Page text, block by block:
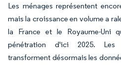
Les ménages représentent
mais la croissance en volume a
la France et le Royaume-Uni
pénétration d'ici 2025. Les
transforment désormais les